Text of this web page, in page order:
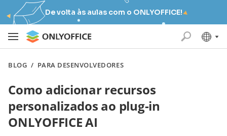
De volta às aulas com o ONLYOFFICE!
BLOG / PARA DESENVOLVEDORES
Como adicionar recursos
personalizados ao plug-in
ONLYOFFICE AI